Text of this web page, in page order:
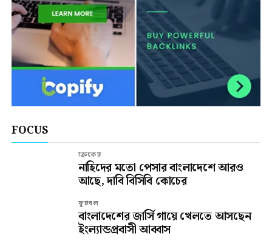
FOCUS
ক্রিকেট
নাহিদের মতো পেসার বাংলাদেশে আরও
আছে, দাবি বিসিবি কোচের
ফুটবল
বাংলাদেশের জার্সি গায়ে খেলতে আসছেন
ইংল্যান্ডপ্রবাসী আব্বাস